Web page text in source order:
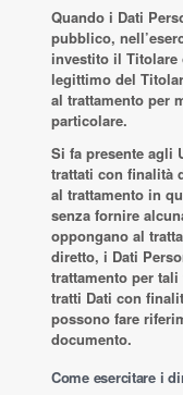
Quando i Dati
pubblico,
investito il Titolare
legittimo del
al trattamento per
particolare.
Si fa presente agli
trattati con finalità
al trattamento in
senza fornire
oppongano al
diretto, i Dati
trattamento per
tratti Dati con
possono fare
documento.
Come esercitare i